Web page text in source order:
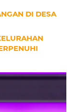
DI DESA